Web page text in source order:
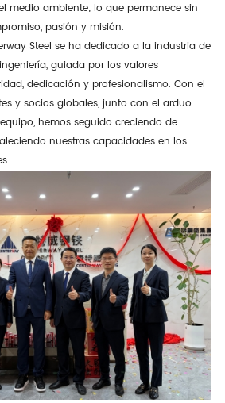
medio ambiente; lo que permanece sin
pasión y misión.
Steel se ha dedicado a la industria de
guiada por los valores
dedicación y profesionalismo. Con el
y socios globales, junto con el arduo
hemos seguido creciendo de
nuestras capacidades en los